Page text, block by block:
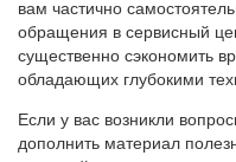
вам частично
обращения в сервисный
существенно сэкономить
обладающих глубокими
Если у вас возникли
дополнить материал